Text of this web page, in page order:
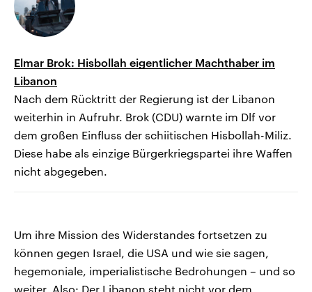
Elmar Brok: Hisbollah eigentlicher Machthaber im
Libanon
Nach dem Rücktritt der Regierung ist der Libanon
weiterhin in Aufruhr. Brok (CDU) warnte im Dlf vor
dem großen Einfluss der schiitischen Hisbollah-Miliz.
Diese habe als einzige Bürgerkriegspartei ihre Waffen
nicht abgegeben.
Um ihre Mission des Widerstandes fortsetzen zu
können gegen Israel, die USA und wie sie sagen,
hegemoniale, imperialistische Bedrohungen – und so
weiter. Also: Der Libanon steht nicht vor dem